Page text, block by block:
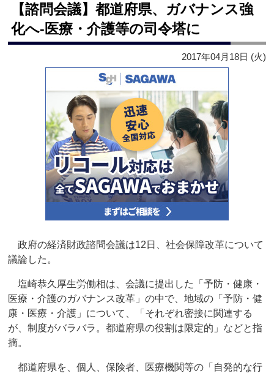
【諮問会議】都道府県、ガバナンス強
化へ‐医療・介護等の司令塔に
2017年04月18日 (火)
政府の経済財政諮問会議は12日、社会保障改革について
議論した。
塩崎恭久厚生労働相は、会議に提出した「予防・健康・
医療・介護のガバナンス改革」の中で、地域の「予防・健
康・医療・介護」について、「それぞれ密接に関連する
が、制度がバラバラ。都道府県の役割は限定的」などと指
摘。
都道府県を、個人、保険者、医療機関等の「自発的な行